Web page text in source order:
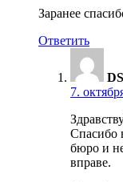
Заранее
Ответить
7.
Спасибо
бюро и
вправе.